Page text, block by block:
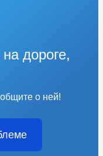
дороге,
о ней!